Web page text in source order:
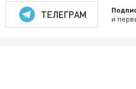
ТЕЛЕГРАМ и